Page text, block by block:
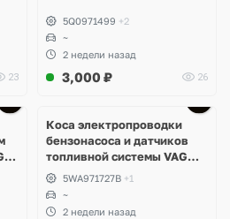
23
5Q0971499 +2
~
2 недели назад
3,000 ₽ 26
Коса электропроводки
бензонасоса и датчиков
топливной системы VAG
MQB-EVO
5WA971727B +1
~
2 недели назад